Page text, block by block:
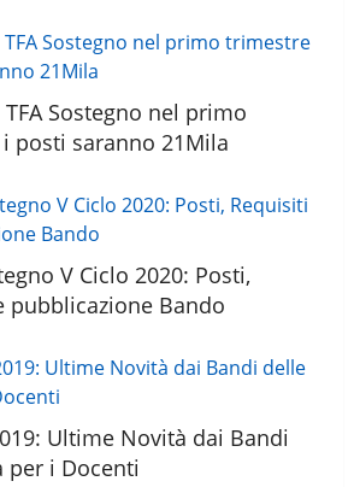
Sostegno nel primo
posti saranno 21Mila
V Ciclo 2020: Posti,
pubblicazione Bando
Ultime Novità dai Bandi
per i Docenti